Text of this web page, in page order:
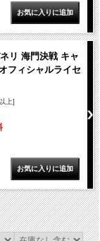
リ 海門決戦 キャ
フィシャルライセ
上]